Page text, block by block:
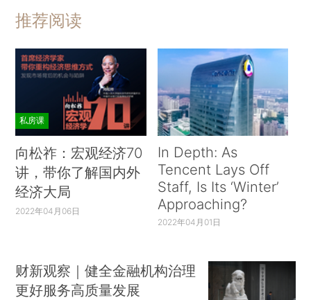
推荐阅读
私房课
向松祚：宏观经济70
讲，带你了解国内外
经济大局
2022年04月06日
In Depth: As
Tencent Lays Off
Staff, Is Its ‘Winter’
Approaching?
2022年04月01日
财新观察｜健全金融机构治理
更好服务高质量发展